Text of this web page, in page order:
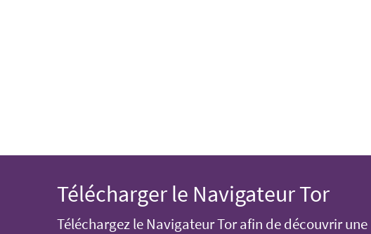
Télécharger le Navigateur Tor
Téléchargez le Navigateur Tor afin de découvrir une